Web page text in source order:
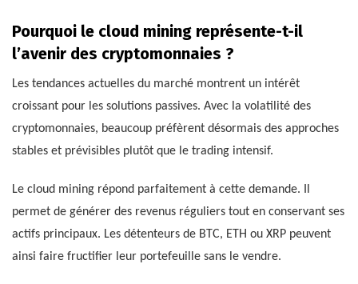
Pourquoi le cloud mining représente-t-il
l’avenir des cryptomonnaies ?
Les tendances actuelles du marché montrent un intérêt
croissant pour les solutions passives. Avec la volatilité des
cryptomonnaies, beaucoup préfèrent désormais des approches
stables et prévisibles plutôt que le trading intensif.
Le cloud mining répond parfaitement à cette demande. Il
permet de générer des revenus réguliers tout en conservant ses
actifs principaux. Les détenteurs de BTC, ETH ou XRP peuvent
ainsi faire fructifier leur portefeuille sans le vendre.